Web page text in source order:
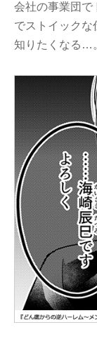
会社の事業団で
でストイックな
知りたくなる…